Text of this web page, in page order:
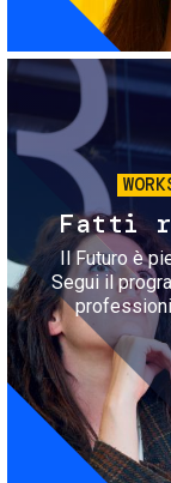
Fatti
Il Futuro è
Segui il